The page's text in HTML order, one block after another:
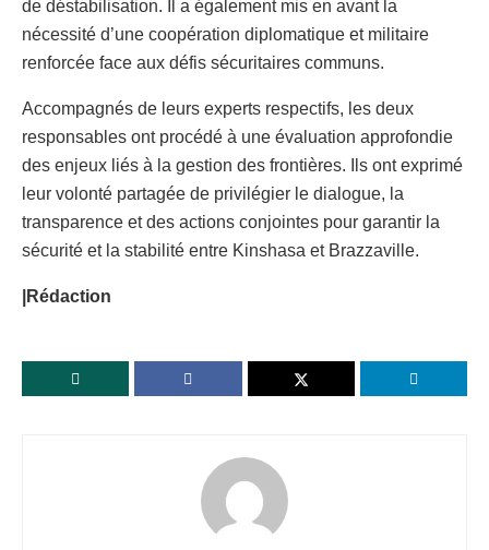
de déstabilisation. Il a également mis en avant la
nécessité d’une coopération diplomatique et militaire
renforcée face aux défis sécuritaires communs.
Accompagnés de leurs experts respectifs, les deux
responsables ont procédé à une évaluation approfondie
des enjeux liés à la gestion des frontières. Ils ont exprimé
leur volonté partagée de privilégier le dialogue, la
transparence et des actions conjointes pour garantir la
sécurité et la stabilité entre Kinshasa et Brazzaville.
|Rédaction